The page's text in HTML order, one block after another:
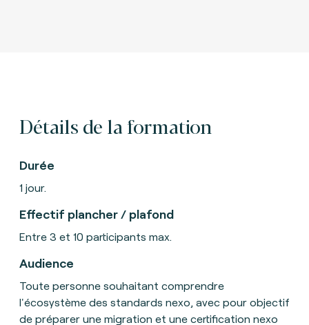
Détails de la formation
Durée
1 jour.
Effectif plancher / plafond
Entre 3 et 10 participants max.
Audience
Toute personne souhaitant comprendre
l'écosystème des standards nexo, avec pour objectif
de préparer une migration et une certification nexo